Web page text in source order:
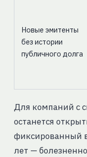
Новые эмитенты
без истории
публичного долга
Для компаний с
останется
фиксированный
лет —